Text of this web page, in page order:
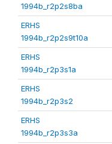
1994b_r2p2s8ba
ERHS
1994b_r2p2s9t10a
ERHS
1994b_r2p3s1a
ERHS
1994b_r2p3s2
ERHS
1994b_r2p3s3a